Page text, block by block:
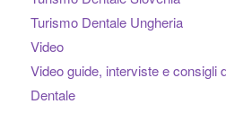
Turismo Dentale Ungheria
Video
Video guide, interviste e consigli
Dentale